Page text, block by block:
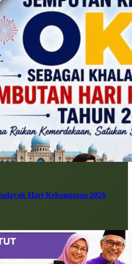
Hari Kebangsaan 2026